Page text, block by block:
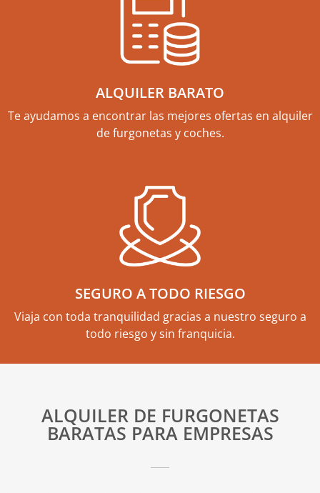
ALQUILER BARATO
Te ayudamos a encontrar las mejores ofertas en alquiler
de furgonetas y coches.
SEGURO A TODO RIESGO
Viaja con toda tranquilidad gracias a nuestro seguro a
todo riesgo y sin franquicia.
ALQUILER DE FURGONETAS
BARATAS PARA EMPRESAS